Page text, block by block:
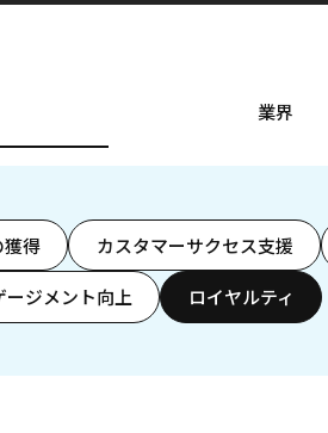
業界
獲得 カスタマーサクセス支援
ージメント向上 ロイヤルティ